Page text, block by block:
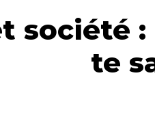
société
te